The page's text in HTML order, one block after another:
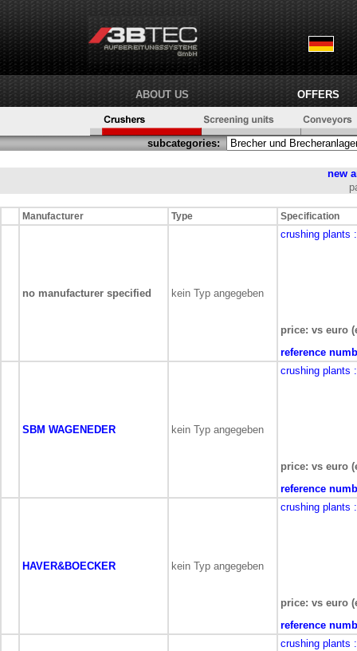
ABOUT US OFFERS
subcategories:
new
Manufacturer Type Specification
no manufacturer specified kein Typ angegeben
crushing plants
price: vs euro
reference
SBM WAGENEDER kein Typ angegeben
crushing plants
price: vs euro
reference
HAVER&BOECKER kein Typ angegeben
crushing plants
price: vs euro
reference
crushing plants